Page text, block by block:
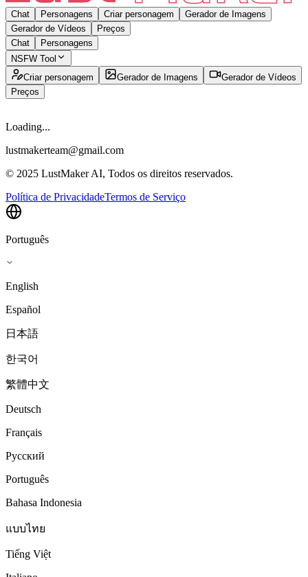
Chat Personagens Criar personagem
Gerador de Imagens
Gerador de Vídeos
Preços
Chat
Personagens
NSFW Tool
Criar personagem
Gerador de Imagens
Gerador de Vídeos
Preços
Loading...
lustmakerteam@gmail.com
© 2025 LustMaker AI, Todos os direitos reservados.
Política de PrivacidadeTermos de Serviço
Português
English
Español
日本語
한국어
繁體中文
Deutsch
Français
Русский
Português
Bahasa Indonesia
แบบไทย
Tiếng Việt